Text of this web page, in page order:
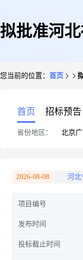
拟批准河
您当前的位置： 首页
首页 招标预告
省份地区： 北京
2026-08-08 河北
项目编号
发布时间
投标截止时间